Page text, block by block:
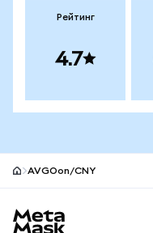
Рейтинг
4.7
AVGOon/CNY